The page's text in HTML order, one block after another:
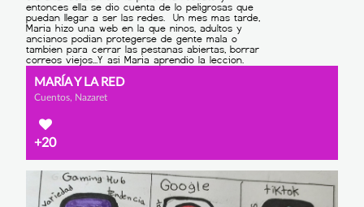
MARÍA Y LA RED
Cuentos, Nazaret
+20